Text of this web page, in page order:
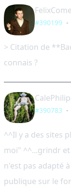
#390199 -
> Citation de
connais ?
#390783 -
^^Il y a des sites
moi" ^^...grindr et
n'est pas adapté
publique sur le